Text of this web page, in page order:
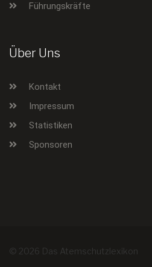
Führungskräfte
Über Uns
Kontakt
Impressum
Statistiken
Sponsoren
© 2026 Das Atemschutzlexikon